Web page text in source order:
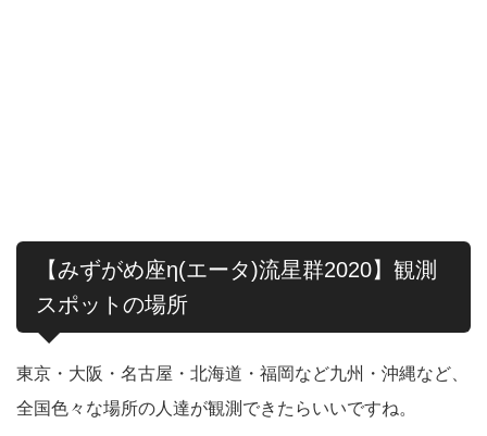
【みずがめ座η(エータ)流星群2020】観測
スポットの場所
東京・大阪・名古屋・北海道・福岡など九州・沖縄など、
全国色々な場所の人達が観測できたらいいですね。